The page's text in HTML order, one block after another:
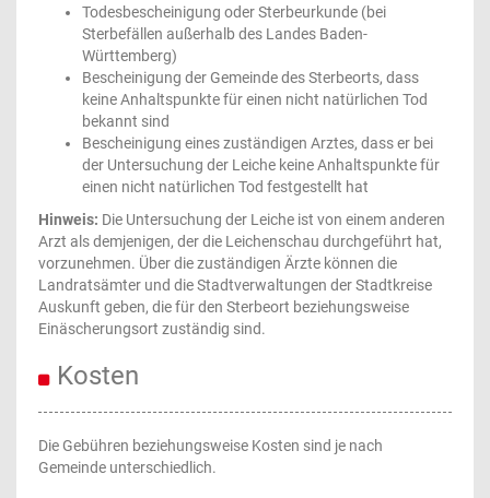
Todesbescheinigung oder Sterbeurkunde (bei
Sterbefällen außerhalb des Landes Baden-
Württemberg)
Bescheinigung der Gemeinde des Sterbeorts, dass
keine Anhaltspunkte für einen nicht natürlichen Tod
bekannt sind
Bescheinigung eines zuständigen Arztes, dass er bei
der Untersuchung der Leiche keine Anhaltspunkte für
einen nicht natürlichen Tod festgestellt hat
Hinweis: Die Untersuchung der Leiche ist von einem anderen
Arzt als demjenigen, der die Leichenschau durchgeführt hat,
vorzunehmen. Über die zuständigen Ärzte können die
Landratsämter und die Stadtverwaltungen der Stadtkreise
Auskunft geben, die für den Sterbeort beziehungsweise
Einäscherungsort zuständig sind.
Kosten
Die Gebühren beziehungsweise Kosten sind je nach
Gemeinde unterschiedlich.